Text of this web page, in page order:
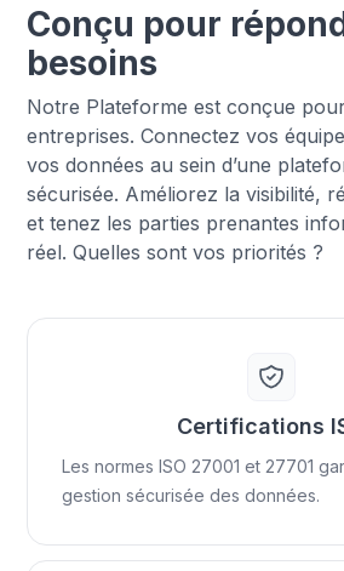
Conçu pour
besoins
Notre Plateforme est conçue
entreprises. Connectez vos
vos données au sein d’une
sécurisée. Améliorez la visibilité,
et tenez les parties prenantes
réel. Quelles sont vos priorités ?
Certifications
Les normes ISO 27001 et 27701
gestion sécurisée des données.